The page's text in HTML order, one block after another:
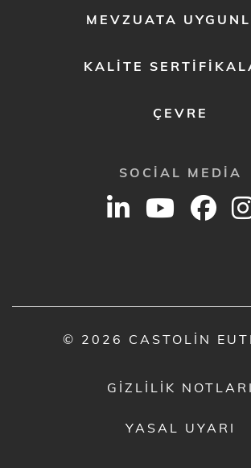
MEVZUATA
KALITE
ÇEVRE
SOCIAL MEDIA
© 2026 CASTOLIN
GIZLILIK NOTLARI
YASAL UYARI